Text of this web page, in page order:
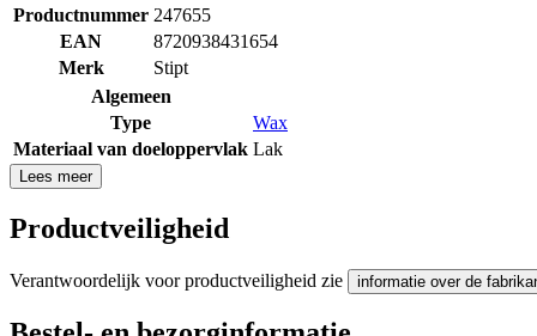
Productnummer 247655
EAN
8720938431654
Merk
Stipt
Algemeen
Type
Wax
Materiaal van doeloppervlak Lak
Lees meer
Productveiligheid
Verantwoordelijk voor productveiligheid zie informatie over de